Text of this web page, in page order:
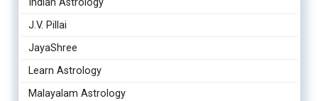
Indian Astrology
J.V. Pillai
JayaShree
Learn Astrology
Malayalam Astrology